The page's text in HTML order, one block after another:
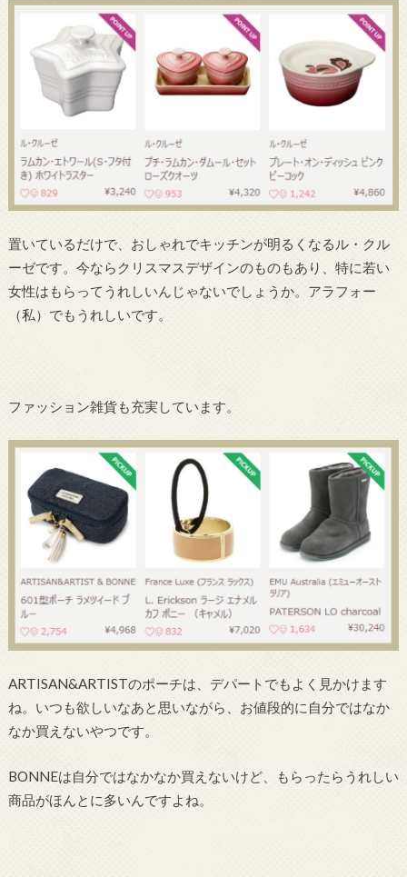
置いているだけで、おしゃれでキッチンが明るくなるル・クル
ーゼです。今ならクリスマスデザインのものもあり、特に若い
女性はもらってうれしいんじゃないでしょうか。アラフォー
（私）でもうれしいです。
ファッション雑貨も充実しています。
ARTISAN&ARTISTのポーチは、デパートでもよく見かけます
ね。いつも欲しいなあと思いながら、お値段的に自分ではなか
なか買えないやつです。
BONNEは自分ではなかなか買えないけど、もらったらうれしい
商品がほんとに多いんですよね。